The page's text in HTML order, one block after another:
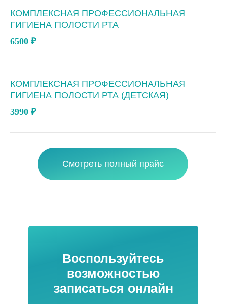
КОМПЛЕКСНАЯ ПРОФЕССИОНАЛЬНАЯ
ГИГИЕНА ПОЛОСТИ РТА
6500 ₽
КОМПЛЕКСНАЯ ПРОФЕССИОНАЛЬНАЯ
ГИГИЕНА ПОЛОСТИ РТА (ДЕТСКАЯ)
3990 ₽
Смотреть полный прайс
Воспользуйтесь
возможностью
записаться онлайн